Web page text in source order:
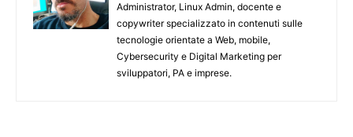
Administrator, Linux Admin, docente e
copywriter specializzato in contenuti sulle
tecnologie orientate a Web, mobile,
Cybersecurity e Digital Marketing per
sviluppatori, PA e imprese.